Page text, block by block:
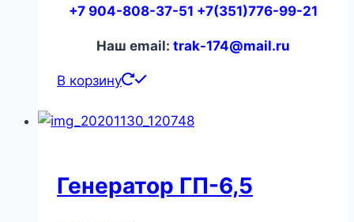
+7 904-808-37-51 +7(351)776-99-21
Наш email: trak-174@mail.ru
В корзину
Генератор ГП-6,5